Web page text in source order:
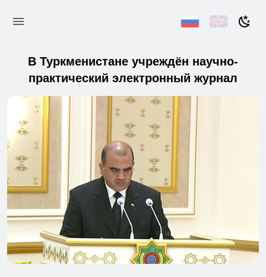
В Туркменистане учреждён научно-
практический электронный журнал